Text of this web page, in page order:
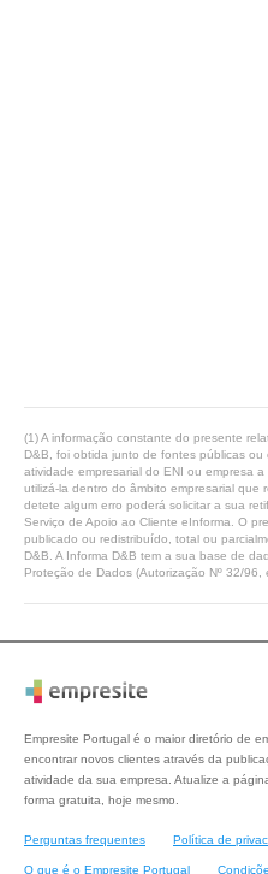
(1) A informação constante do presente
D&B, foi obtida junto de fontes públicas
atividade empresarial do ENI ou empresa
utilizá-la dentro do âmbito empresarial que
detete algum erro poderá solicitar a sua
Serviço de Apoio ao Cliente eInforma. O
publicado ou redistribuído, total ou
D&B. A Informa D&B tem a sua base de
Proteção de Dados (Autorização Nº 32/96,
Empresite Portugal é o maior diretório de
encontrar novos clientes através da
atividade da sua empresa. Atualize a
forma gratuita, hoje mesmo.
Perguntas frequentes Política de
O que é o Empresite Portugal